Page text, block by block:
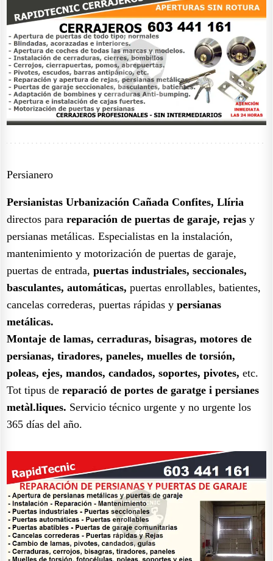
Persianero
Persianistas Urbanización Cañada Confites, Llíria
directos para reparación de puertas de garaje, rejas y
persianas metálicas. Especialistas en la instalación,
mantenimiento y motorización de puertas de garaje,
puertas de entrada, puertas industriales, seccionales,
basculantes, automáticas, puertas enrollables, batientes,
cancelas correderas, puertas rápidas y persianas
metálicas.
Montaje de lamas, cerraduras, bisagras, motores de
persianas, tiradores, paneles, muelles de torsión,
poleas, ejes, mandos, candados, soportes, pivotes, etc.
Tot tipus de reparació de portes de garatge i persianes
metàl.liques. Servicio técnico urgente y no urgente los
365 días del año.